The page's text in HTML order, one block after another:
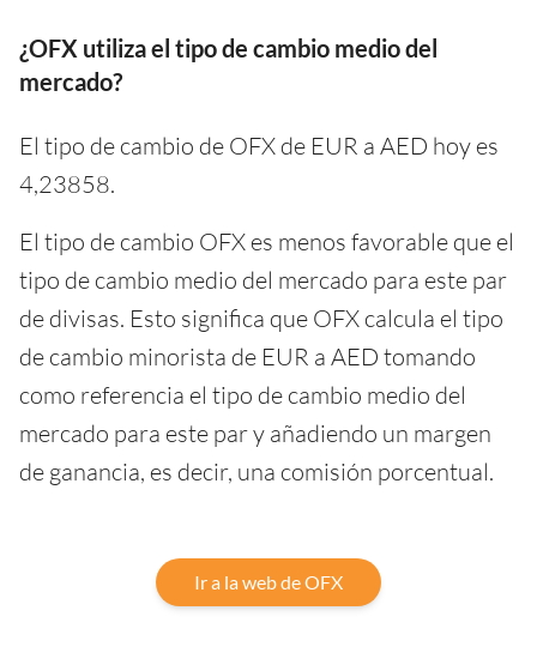
¿OFX utiliza el tipo de cambio medio del
mercado?
El tipo de cambio de OFX de EUR a AED hoy es
4,23858.
El tipo de cambio OFX es menos favorable que el
tipo de cambio medio del mercado para este par
de divisas. Esto significa que OFX calcula el tipo
de cambio minorista de EUR a AED tomando
como referencia el tipo de cambio medio del
mercado para este par y añadiendo un margen
de ganancia, es decir, una comisión porcentual.
Ir a la web de OFX